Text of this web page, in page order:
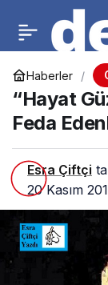
Haberler
“Hayat
Feda
Esra Çiftçi
20 Kasım